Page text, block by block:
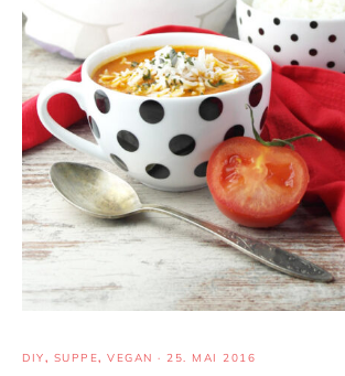
DIY, SUPPE, VEGAN · 25. MAI 2016